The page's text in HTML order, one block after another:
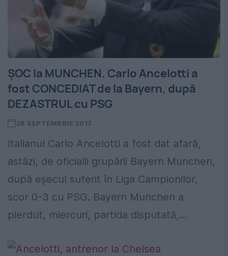
ȘOC la MUNCHEN. Carlo Ancelotti a
fost CONCEDIAT de la Bayern, după
DEZASTRUL cu PSG
28 SEPTEMBRIE 2017
Italianul Carlo Ancelotti a fost dat afară,
astăzi, de oficialii grupării Bayern Munchen,
după eșecul suferit în Liga Campionilor,
scor 0-3 cu PSG. Bayern Munchen a
pierdut, miercuri, partida disputată,...